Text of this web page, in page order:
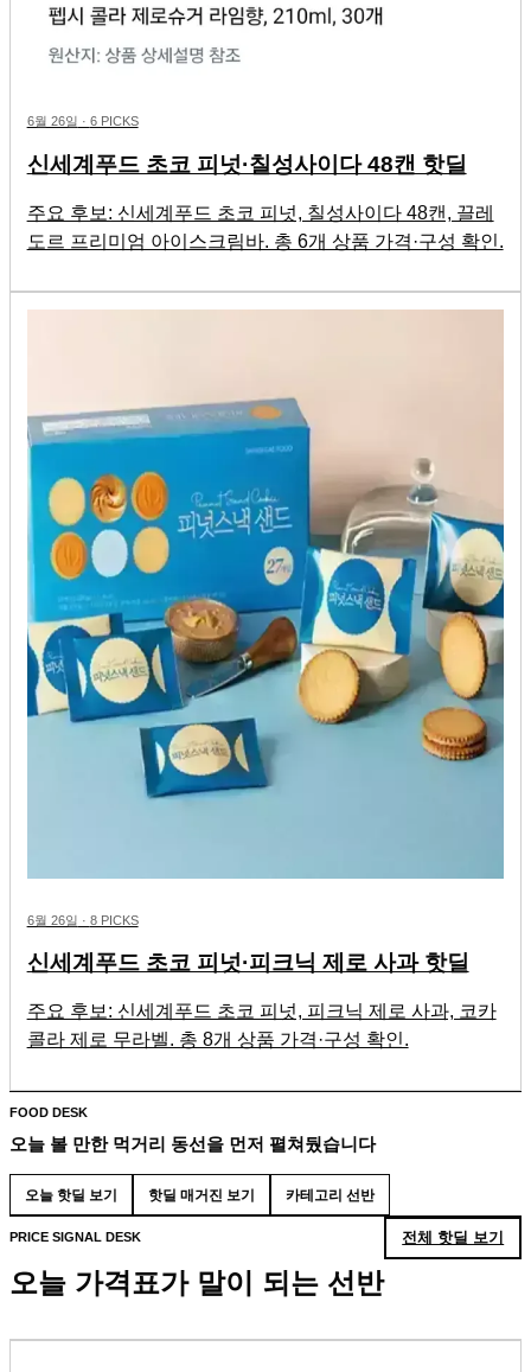
6월 26일 · 6 PICKS
신세계푸드 초코 피넛·칠성사이다 48캔 핫딜
주요 후보: 신세계푸드 초코 피넛, 칠성사이다 48캔, 끌레
도르 프리미엄 아이스크림바. 총 6개 상품 가격·구성 확인.
6월 26일 · 8 PICKS
신세계푸드 초코 피넛·피크닉 제로 사과 핫딜
주요 후보: 신세계푸드 초코 피넛, 피크닉 제로 사과, 코카
콜라 제로 무라벨. 총 8개 상품 가격·구성 확인.
FOOD DESK
오늘 볼 만한 먹거리 동선을 먼저 펼쳐뒀습니다
오늘 핫딜 보기 핫딜 매거진 보기 카테고리 선반
PRICE SIGNAL DESK
오늘 가격표가 말이 되는 선반
전체 핫딜 보기